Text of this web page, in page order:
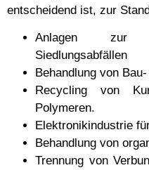
entscheidend ist, zur
Anlagen zur
Siedlungsabfällen
Behandlung von
Recycling von
Polymeren.
Elektronikindustrie
Behandlung von
Trennung von